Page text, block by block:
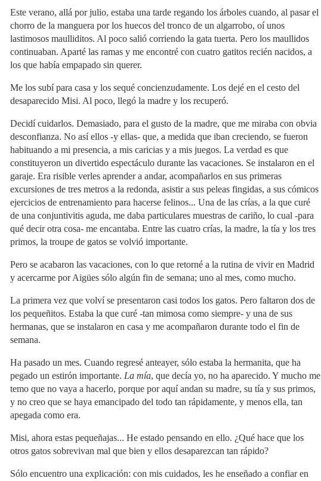
Este verano, allá por julio, estaba una tarde regando los árboles cuando, al pasar el
chorro de la manguera por los huecos del tronco de un algarrobo, oí unos
lastimosos maulliditos. Al poco salió corriendo la gata tuerta. Pero los maullidos
continuaban. Aparté las ramas y me encontré con cuatro gatitos recién nacidos, a
los que había empapado sin querer.
Me los subí para casa y los sequé concienzudamente. Los dejé en el cesto del
desaparecido Misi. Al poco, llegó la madre y los recuperó.
Decidí cuidarlos. Demasiado, para el gusto de la madre, que me miraba con obvia
desconfianza. No así ellos -y ellas- que, a medida que iban creciendo, se fueron
habituando a mi presencia, a mis caricias y a mis juegos. La verdad es que
constituyeron un divertido espectáculo durante las vacaciones. Se instalaron en el
garaje. Era risible verles aprender a andar, acompañarlos en sus primeras
excursiones de tres metros a la redonda, asistir a sus peleas fingidas, a sus cómicos
ejercicios de entrenamiento para hacerse felinos... Una de las crías, a la que curé
de una conjuntivitis aguda, me daba particulares muestras de cariño, lo cual -para
qué decir otra cosa- me encantaba. Entre las cuatro crías, la madre, la tía y los tres
primos, la troupe de gatos se volvió importante.
Pero se acabaron las vacaciones, con lo que retorné a la rutina de vivir en Madrid
y acercarme por Aigües sólo algún fin de semana; uno al mes, como mucho.
La primera vez que volví se presentaron casi todos los gatos. Pero faltaron dos de
los pequeñitos. Estaba la que curé -tan mimosa como siempre- y una de sus
hermanas, que se instalaron en casa y me acompañaron durante todo el fin de
semana.
Ha pasado un mes. Cuando regresé anteayer, sólo estaba la hermanita, que ha
pegado un estirón importante. La mía, que decía yo, no ha aparecido. Y mucho me
temo que no vaya a hacerlo, porque por aquí andan su madre, su tía y sus primos,
y no creo que se haya emancipado del todo tan rápidamente, y menos ella, tan
apegada como era.
Misi, ahora estas pequeñajas... He estado pensando en ello. ¿Qué hace que los
otros gatos sobrevivan mal que bien y ellos desaparezcan tan rápido?
Sólo encuentro una explicación: con mis cuidados, les he enseñado a confiar en